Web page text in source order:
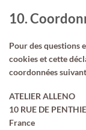
10.
Pour des questions
cookies et cette
coordonnées
ATELIER ALLENO
10 RUE DE
France